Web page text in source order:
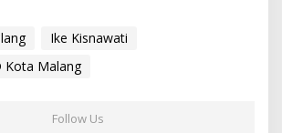
Ike Kisnawati
Kota Malang
Follow Us